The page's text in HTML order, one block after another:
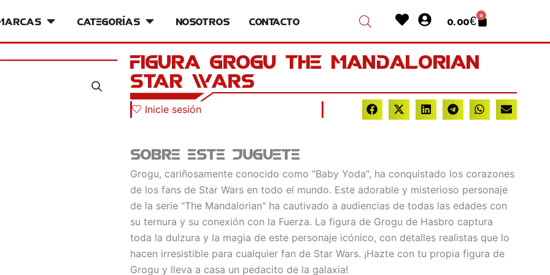
Open MarcasCategorías Open Categorías
Nosotros Contacto HeartUser-
circle
0.00€ 0
Cart
Figura Grogu The Mandalorian
Star Wars
Inicie sesión
Sobre este juguete
Grogu, cariñosamente conocido como "Baby Yoda", ha conquistado los corazones
de los fans de Star Wars en todo el mundo. Este adorable y misterioso personaje
de la serie "The Mandalorian" ha cautivado a audiencias de todas las edades con
su ternura y su conexión con la Fuerza. La figura de Grogu de Hasbro captura
toda la dulzura y la magia de este personaje icónico, con detalles realistas que lo
hacen irresistible para cualquier fan de Star Wars. ¡Hazte con tu propia figura de
Grogu y lleva a casa un pedacito de la galaxia!